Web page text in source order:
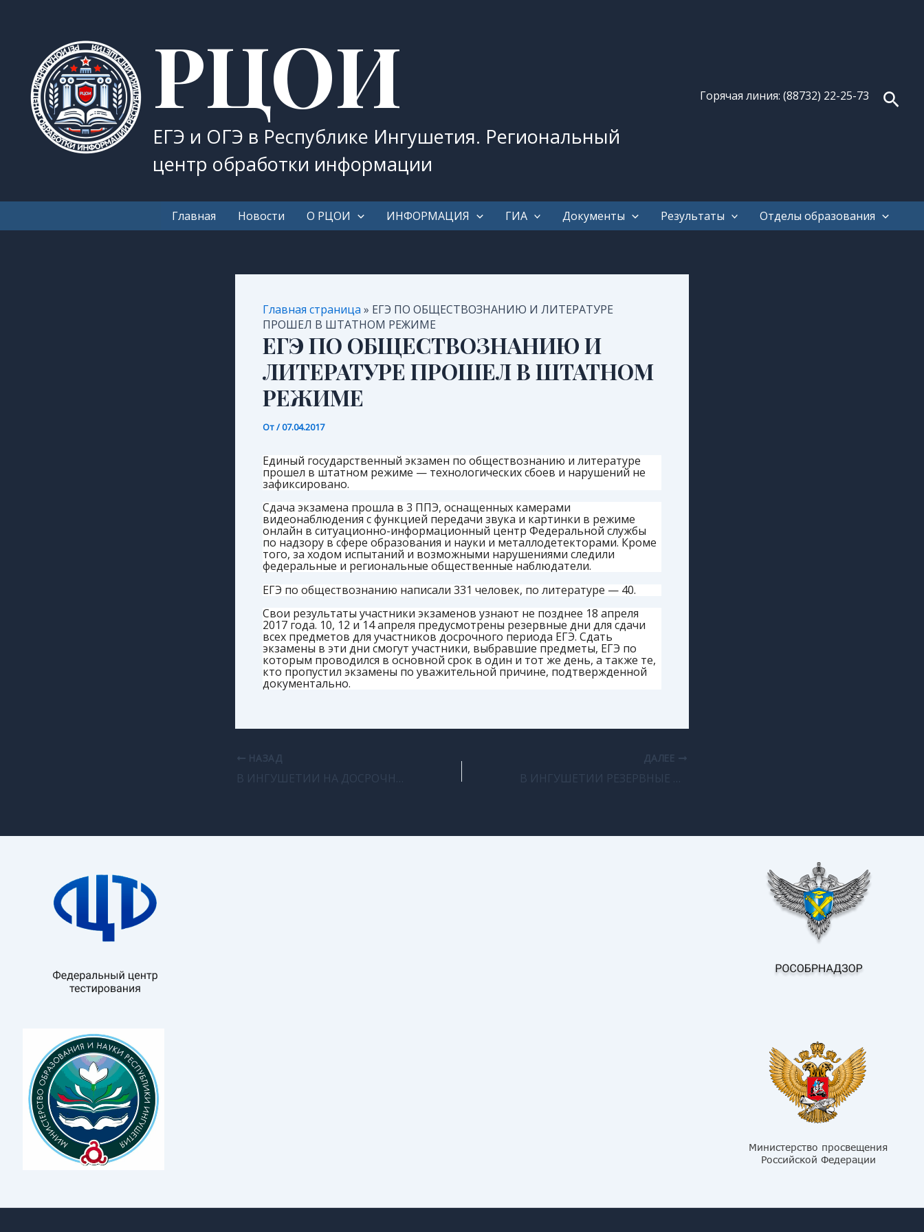
содержимому
РЦОИ
ЕГЭ и ОГЭ в Республике Ингушетия. Региональный
центр обработки информации
Горячая линия: (88732) 22-25-73
Главная Новости О РЦОИ ИНФОРМАЦИЯ ГИА Документы Результаты Отделы образования
Главная страница » ЕГЭ ПО ОБЩЕСТВОЗНАНИЮ И ЛИТЕРАТУРЕ
ПРОШЕЛ В ШТАТНОМ РЕЖИМЕ
ЕГЭ ПО ОБЩЕСТВОЗНАНИЮ И
ЛИТЕРАТУРЕ ПРОШЕЛ В ШТАТНОМ
РЕЖИМЕ
От/07.04.2017
Единый государственный экзамен по обществознанию и литературе
прошел в штатном режиме — технологических сбоев и нарушений не
зафиксировано.
Сдача экзамена прошла в 3 ППЭ, оснащенных камерами
видеонаблюдения с функцией передачи звука и картинки в режиме
онлайн в ситуационно-информационный центр Федеральной службы
по надзору в сфере образования и науки и металлодетекторами. Кроме
того, за ходом испытаний и возможными нарушениями следили
федеральные и региональные общественные наблюдатели.
ЕГЭ по обществознанию написали 331 человек, по литературе — 40.
Свои результаты участники экзаменов узнают не позднее 18 апреля
2017 года. 10, 12 и 14 апреля предусмотрены резервные дни для сдачи
всех предметов для участников досрочного периода ЕГЭ. Сдать
экзамены в эти дни смогут участники, выбравшие предметы, ЕГЭ по
которым проводился в основной срок в один и тот же день, а также те,
кто пропустил экзамены по уважительной причине, подтвержденной
документально.
НАЗАД ДАЛЕЕ